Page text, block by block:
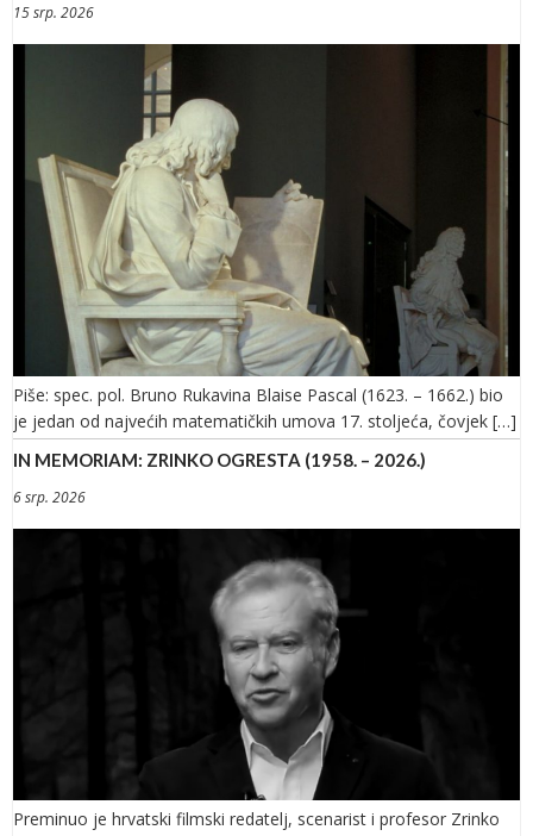
15 srp. 2026
Piše: spec. pol. Bruno Rukavina Blaise Pascal (1623. – 1662.) bio
je jedan od najvećih matematičkih umova 17. stoljeća, čovjek […]
IN MEMORIAM: ZRINKO OGRESTA (1958. – 2026.)
6 srp. 2026
Preminuo je hrvatski filmski redatelj, scenarist i profesor Zrinko